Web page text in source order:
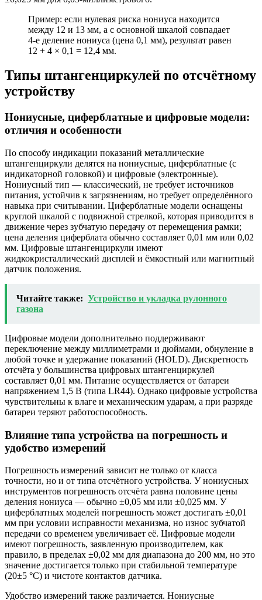
Пример: если нулевая риска нониуса находится
между 12 и 13 мм, а с основной шкалой совпадает
4-е деление нониуса (цена 0,1 мм), результат равен
12 + 4 × 0,1 = 12,4 мм.
Типы штангенциркулей по отсчётному
устройству
Нониусные, циферблатные и цифровые модели:
отличия и особенности
По способу индикации показаний металлические
штангенциркули делятся на нониусные, циферблатные (с
индикаторной головкой) и цифровые (электронные).
Нониусный тип — классический, не требует источников
питания, устойчив к загрязнениям, но требует определённого
навыка при считывании. Циферблатные модели оснащены
круглой шкалой с подвижной стрелкой, которая приводится в
движение через зубчатую передачу от перемещения рамки;
цена деления циферблата обычно составляет 0,01 мм или 0,02
мм. Цифровые штангенциркули имеют
жидкокристаллический дисплей и ёмкостный или магнитный
датчик положения.
Читайте также: Устройство и укладка рулонного
газона
Цифровые модели дополнительно поддерживают
переключение между миллиметрами и дюймами, обнуление в
любой точке и удержание показаний (HOLD). Дискретность
отсчёта у большинства цифровых штангенциркулей
составляет 0,01 мм. Питание осуществляется от батареи
напряжением 1,5 В (типа LR44). Однако цифровые устройства
чувствительны к влаге и механическим ударам, а при разряде
батареи теряют работоспособность.
Влияние типа устройства на погрешность и
удобство измерений
Погрешность измерений зависит не только от класса
точности, но и от типа отсчётного устройства. У нониусных
инструментов погрешность отсчёта равна половине цены
деления нониуса — обычно ±0,05 мм или ±0,025 мм. У
циферблатных моделей погрешность может достигать ±0,01
мм при условии исправности механизма, но износ зубчатой
передачи со временем увеличивает её. Цифровые модели
имеют погрешность, заявленную производителем, как
правило, в пределах ±0,02 мм для диапазона до 200 мм, но это
значение достигается только при стабильной температуре
(20±5 °C) и чистоте контактов датчика.
Удобство измерений также различается. Нониусные